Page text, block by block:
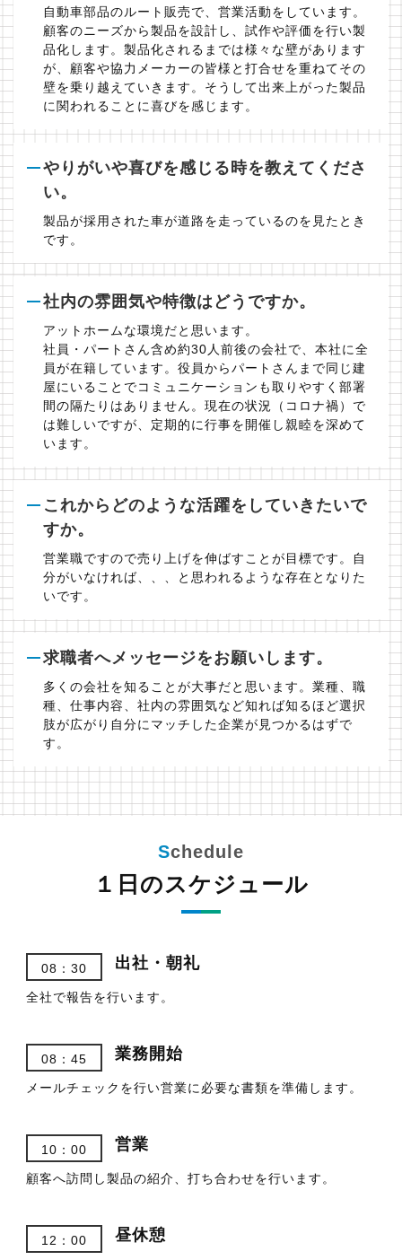
自動車部品のルート販売で、営業活動をしています。
顧客のニーズから製品を設計し、試作や評価を行い製
品化します。製品化されるまでは様々な壁があります
が、顧客や協力メーカーの皆様と打合せを重ねてその
壁を乗り越えていきます。そうして出来上がった製品
に関われることに喜びを感じます。
やりがいや喜びを感じる時を教えてくださ
い。
製品が採用された車が道路を走っているのを見たとき
です。
社内の雰囲気や特徴はどうですか。
アットホームな環境だと思います。
社員・パートさん含め約30人前後の会社で、本社に全
員が在籍しています。役員からパートさんまで同じ建
屋にいることでコミュニケーションも取りやすく部署
間の隔たりはありません。現在の状況（コロナ禍）で
は難しいですが、定期的に行事を開催し親睦を深めて
います。
これからどのような活躍をしていきたいで
すか。
営業職ですので売り上げを伸ばすことが目標です。自
分がいなければ、、、と思われるような存在となりた
いです。
求職者へメッセージをお願いします。
多くの会社を知ることが大事だと思います。業種、職
種、仕事内容、社内の雰囲気など知れば知るほど選択
肢が広がり自分にマッチした企業が見つかるはずで
す。
１日のスケジュール
08：30 出社・朝礼
全社で報告を行います。
08：45 業務開始
メールチェックを行い営業に必要な書類を準備します。
10：00 営業
顧客へ訪問し製品の紹介、打ち合わせを行います。
12：00 昼休憩